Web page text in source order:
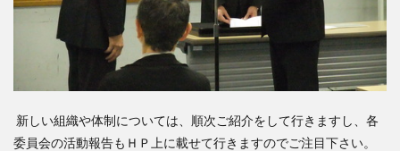
新しい組織や体制については、順次ご紹介をして行きますし、各
委員会の活動報告もＨＰ上に載せて行きますのでご注目下さい。